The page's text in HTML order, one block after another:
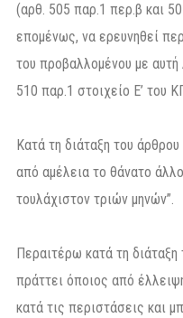
(αρθ. 505 παρ.1 περ.β και
επομένως, να ερευνηθεί
του προβαλλομένου με
510 παρ.1 στοιχείο Ε’ του
Κατά τη διάταξη του
από αμέλεια το θάνατο
τουλάχιστον τριών μηνών”.
Περαιτέρω κατά τη
πράττει όποιος από
κατά τις περιστάσεις και